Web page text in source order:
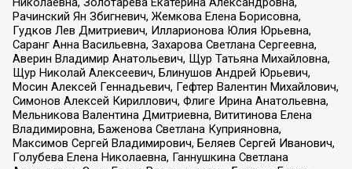
Рачинский Ян Збигневич, Жемкова Елена Борисовна,
Гудков Лев Дмитриевич, Илларионова Юлия Юрьевна,
Саранг Анна Васильевна, Захарова Светлана Сергеевна,
Аверин Владимир Анатольевич, Щур Татьяна Михайловна,
Щур Николай Алексеевич, Блинушов Андрей Юрьевич,
Мосин Алексей Геннадьевич, Гефтер Валентин Михайлович,
Симонов Алексей Кириллович, Флиге Ирина Анатольевна,
Мельникова Валентина Дмитриевна, Вититинова Елена
Владимировна, Баженова Светлана Куприяновна,
Максимов Сергей Владимирович, Беляев Сергей Иванович,
Голубева Елена Николаевна, Ганнушкина Светлана